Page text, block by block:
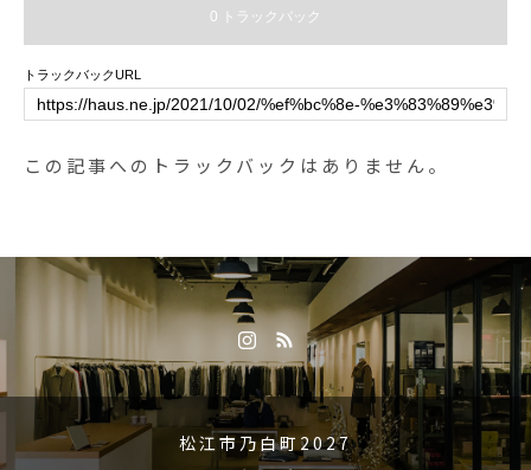
0 トラックバック
トラックバックURL
この記事へのトラックバックはありません。
松江市乃白町2027